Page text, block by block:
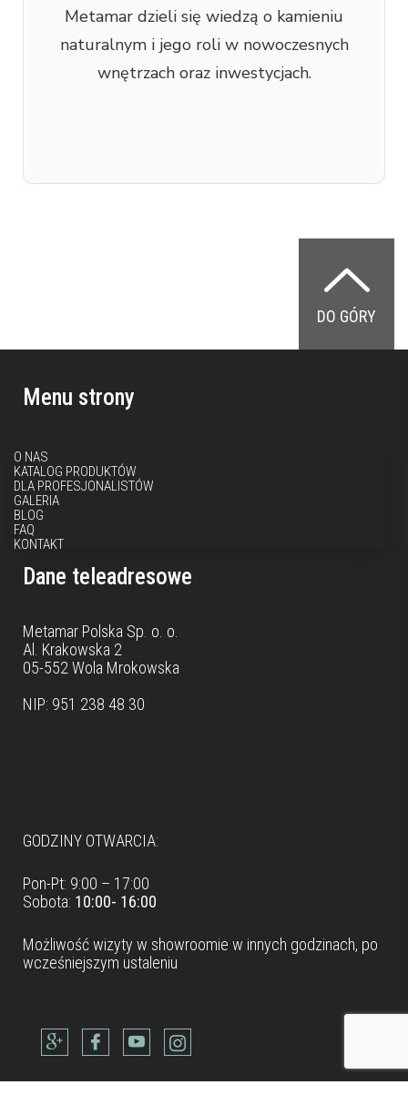
Metamar dzieli się wiedzą o kamieniu
naturalnym i jego roli w nowoczesnych
wnętrzach oraz inwestycjach.
DO GÓRY
Menu strony
O NAS
KATALOG PRODUKTÓW
DLA PROFESJONALISTÓW
GALERIA
BLOG
FAQ
KONTAKT
Dane teleadresowe
Metamar Polska Sp. o. o.
Al. Krakowska 2
05-552 Wola Mrokowska
NIP: 951 238 48 30
GODZINY OTWARCIA:
Pon-Pt: 9:00 – 17:00
Sobota: 10:00- 16:00
Możliwość wizyty w showroomie w innych godzinach, po
wcześniejszym ustaleniu
Dane teleadresowe